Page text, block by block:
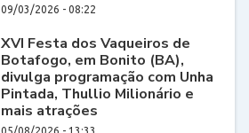
09/03/2026 - 08:22
XVI Festa dos Vaqueiros de
Botafogo, em Bonito (BA),
divulga programação com Unha
Pintada, Thullio Milionário e
mais atrações
05/08/2026 - 13:33